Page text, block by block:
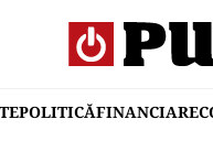
POLITICĂFINANCIAR